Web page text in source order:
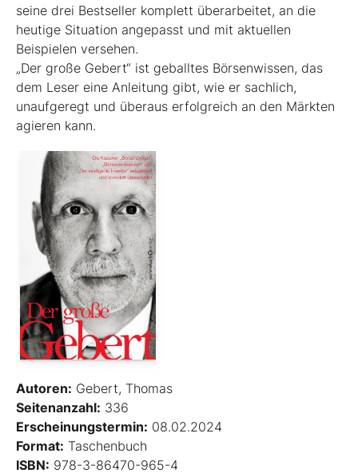
seine drei Best­seller komplett überarbeitet, an die
heutige ­Situation angepasst und mit aktuellen
Beispielen ver­sehen.
„Der große Gebert“ ist geballtes Börsenwissen, das
dem Leser eine Anleitung gibt, wie er sachlich,
unaufgeregt und überaus erfolgreich an den Märkten
agieren kann.
Autoren: Gebert, Thomas
Seitenanzahl: 336
Erscheinungstermin: 08.02.2024
Format: Taschenbuch
ISBN: 978-3-86470-965-4